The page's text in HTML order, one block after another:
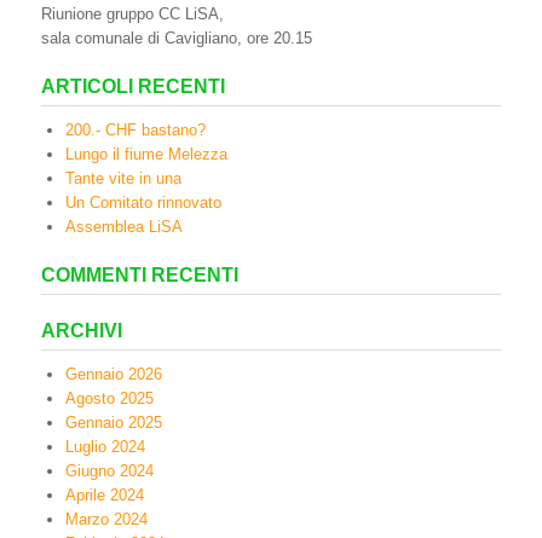
Riunione gruppo CC LiSA,
sala comunale di Cavigliano, ore 20.15
ARTICOLI RECENTI
200.- CHF bastano?
Lungo il fiume Melezza
Tante vite in una
Un Comitato rinnovato
Assemblea LiSA
COMMENTI RECENTI
ARCHIVI
Gennaio 2026
Agosto 2025
Gennaio 2025
Luglio 2024
Giugno 2024
Aprile 2024
Marzo 2024